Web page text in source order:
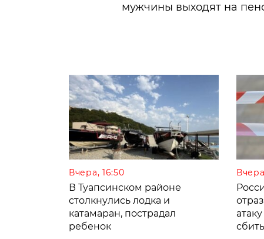
мужчины выходят на
Вчера, 16:50
В Туапсинском районе
столкнулись лодка и
катамаран, пострадал
ребенок